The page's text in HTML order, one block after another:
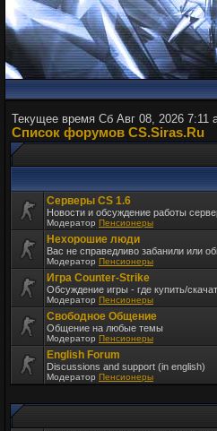
Текущее время Сб Авг 08, 2026 7:11
Список форумов CS.Siras.Ru
Серверы CS 1.6
Новости и обсуждение работы
Модератор Пенсионеры
Нехорошие люди
Вас не справедливо забанили или
Модератор Пенсионеры
Игра Counter-Strike
Обсуждение игры - где купить/
Модератор Пенсионеры
Свободное Общение
Общение на любые темы
Модератор Пенсионеры
English Forum
Discussions and support (in english)
Модератор Пенсионеры